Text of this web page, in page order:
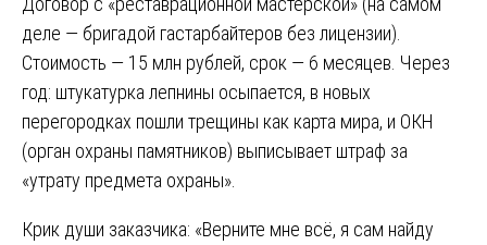
деле — бригадой гастарбайтеров без лицензии).
Стоимость — 15 млн рублей, срок — 6 месяцев. Через
год: штукатурка лепнины осыпается, в новых
перегородках пошли трещины как карта мира, и ОКН
(орган охраны памятников) выписывает штраф за
«утрату предмета охраны».
Крик души заказчика: «Верните мне всё, я сам найду